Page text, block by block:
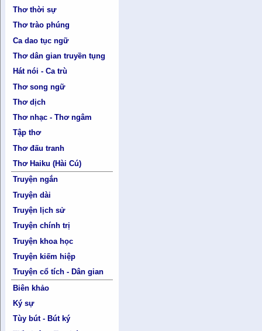
Thơ thời sự
Thơ trào phúng
Ca dao tục ngữ
Thơ dân gian truyền tụng
Hát nói - Ca trù
Thơ song ngữ
Thơ dịch
Thơ nhạc - Thơ ngâm
Tập thơ
Thơ đấu tranh
Thơ Haiku (Hài Cú)
Truyện ngắn
Truyện dài
Truyện lịch sử
Truyện chính trị
Truyện khoa học
Truyện kiếm hiệp
Truyện cổ tích - Dân gian
Biên khảo
Ký sự
Tùy bút - Bút ký